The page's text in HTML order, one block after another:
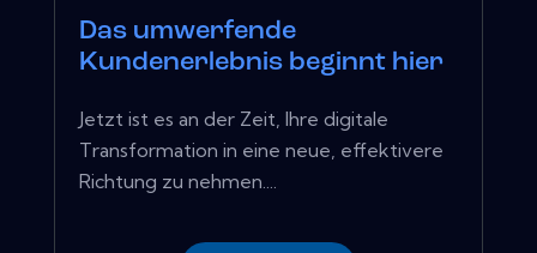
Das umwerfende
Kundenerlebnis beginnt hier
Jetzt ist es an der Zeit, Ihre digitale
Transformation in eine neue, effektivere
Richtung zu nehmen....